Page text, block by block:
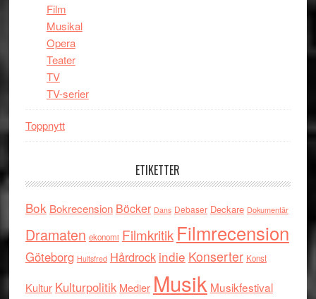
Film
Musikal
Opera
Teater
TV
TV-serier
Toppnytt
ETIKETTER
Bok Bokrecension Böcker Dans Debaser Deckare Dokumentär
Dramaten ekonomi Filmkritik Filmrecension
Göteborg Hultsfred Hårdrock indie Konserter Konst
Kultur Kulturpolitik Medier Musik Musikfestival